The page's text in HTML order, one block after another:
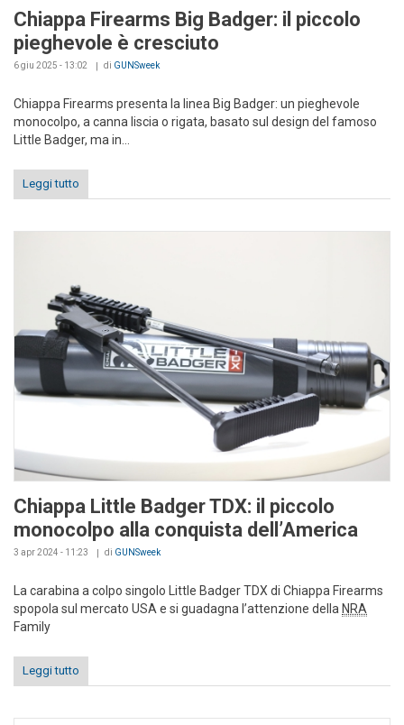
Chiappa Firearms Big Badger: il piccolo
pieghevole è cresciuto
6 giu 2025 - 13:02 di GUNSweek
Chiappa Firearms presenta la linea Big Badger: un pieghevole
monocolpo, a canna liscia o rigata, basato sul design del famoso
Little Badger, ma in...
Leggi tutto
Chiappa Little Badger TDX: il piccolo
monocolpo alla conquista dell’America
3 apr 2024 - 11:23 di GUNSweek
La carabina a colpo singolo Little Badger TDX di Chiappa Firearms
spopola sul mercato USA e si guadagna l’attenzione della NRA
Family
Leggi tutto